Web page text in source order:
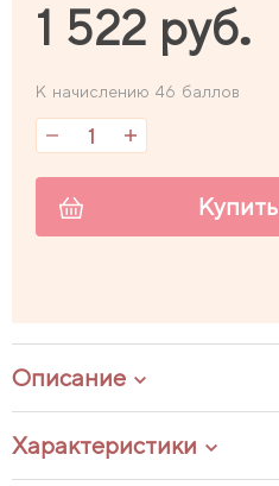
1 522 руб.
К начислению 46 баллов
Купить
Описание
Характеристики